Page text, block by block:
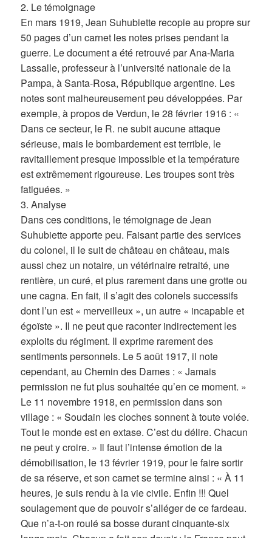
2. Le témoignage
En mars 1919, Jean Suhubiette recopie au propre sur
50 pages d’un carnet les notes prises pendant la
guerre. Le document a été retrouvé par Ana-Maria
Lassalle, professeur à l’université nationale de la
Pampa, à Santa-Rosa, République argentine. Les
notes sont malheureusement peu développées. Par
exemple, à propos de Verdun, le 28 février 1916 : «
Dans ce secteur, le R. ne subit aucune attaque
sérieuse, mais le bombardement est terrible, le
ravitaillement presque impossible et la température
est extrêmement rigoureuse. Les troupes sont très
fatiguées. »
3. Analyse
Dans ces conditions, le témoignage de Jean
Suhubiette apporte peu. Faisant partie des services
du colonel, il le suit de château en château, mais
aussi chez un notaire, un vétérinaire retraité, une
rentière, un curé, et plus rarement dans une grotte ou
une cagna. En fait, il s’agit des colonels successifs
dont l’un est « merveilleux », un autre « incapable et
égoïste ». Il ne peut que raconter indirectement les
exploits du régiment. Il exprime rarement des
sentiments personnels. Le 5 août 1917, il note
cependant, au Chemin des Dames : « Jamais
permission ne fut plus souhaitée qu’en ce moment. »
Le 11 novembre 1918, en permission dans son
village : « Soudain les cloches sonnent à toute volée.
Tout le monde est en extase. C’est du délire. Chacun
ne peut y croire. » Il faut l’intense émotion de la
démobilisation, le 13 février 1919, pour le faire sortir
de sa réserve, et son carnet se termine ainsi : « À 11
heures, je suis rendu à la vie civile. Enfin !!! Quel
soulagement que de pouvoir s’alléger de ce fardeau.
Que n’a-t-on roulé sa bosse durant cinquante-six